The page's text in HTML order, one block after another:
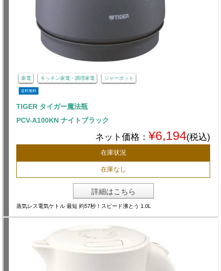
家電 キッチン家電・調理家電 ジャーポット
送料無料
TIGER タイガー魔法瓶
PCV-A100KN ナイトブラック
ネット価格： ¥6,194(税込)
在庫状況
在庫なし
詳細はこちら
蒸気レス電気ケトル 最短 約57秒！スピード沸とう 1.0L